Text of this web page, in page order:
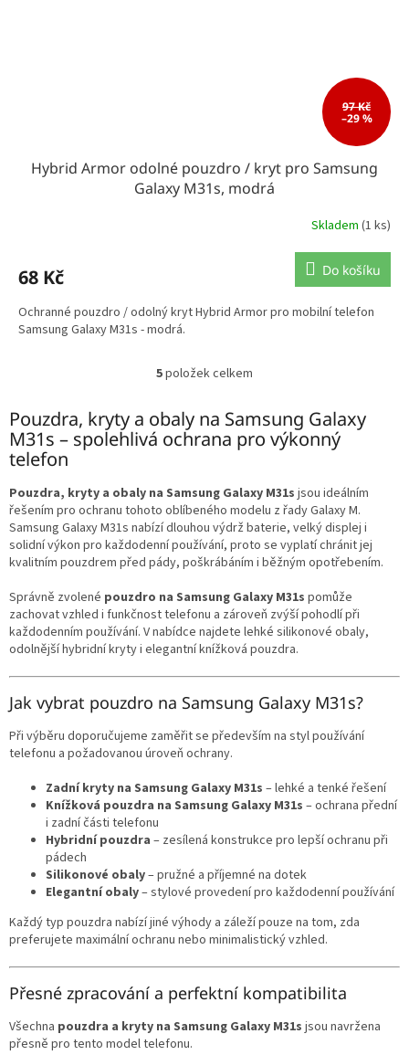
97 Kč
–29 %
Hybrid Armor odolné pouzdro / kryt pro Samsung
Galaxy M31s, modrá
Skladem (1 ks)
68 Kč Do košíku
Ochranné pouzdro / odolný kryt Hybrid Armor pro mobilní telefon
Samsung Galaxy M31s - modrá.
O
l
á
d
c
í
p
r
v
k
y
v
ý
p
i
s
5položek celkem
Pouzdra, kryty a obaly na Samsung Galaxy
M31s – spolehlivá ochrana pro výkonný
telefon
Pouzdra, kryty a obaly na Samsung Galaxy M31s jsou ideálním
řešením pro ochranu tohoto oblíbeného modelu z řady Galaxy M.
Samsung Galaxy M31s nabízí dlouhou výdrž baterie, velký displej i
solidní výkon pro každodenní používání, proto se vyplatí chránit jej
kvalitním pouzdrem před pády, poškrábáním i běžným opotřebením.
Správně zvolené pouzdro na Samsung Galaxy M31s pomůže
zachovat vzhled i funkčnost telefonu a zároveň zvýší pohodlí při
každodenním používání. V nabídce najdete lehké silikonové obaly,
odolnější hybridní kryty i elegantní knížková pouzdra.
Jak vybrat pouzdro na Samsung Galaxy M31s?
Při výběru doporučujeme zaměřit se především na styl používání
telefonu a požadovanou úroveň ochrany.
Zadní kryty na Samsung Galaxy M31s – lehké a tenké řešení
Knížková pouzdra na Samsung Galaxy M31s – ochrana přední
i zadní části telefonu
Hybridní pouzdra – zesílená konstrukce pro lepší ochranu při
pádech
Silikonové obaly– pružné a příjemné na dotek
Elegantní obaly– stylové provedení pro každodenní používání
Každý typ pouzdra nabízí jiné výhody a záleží pouze na tom, zda
preferujete maximální ochranu nebo minimalistický vzhled.
Přesné zpracování a perfektní kompatibilita
Všechna pouzdra a kryty na Samsung Galaxy M31s jsou navržena
přesně pro tento model telefonu.